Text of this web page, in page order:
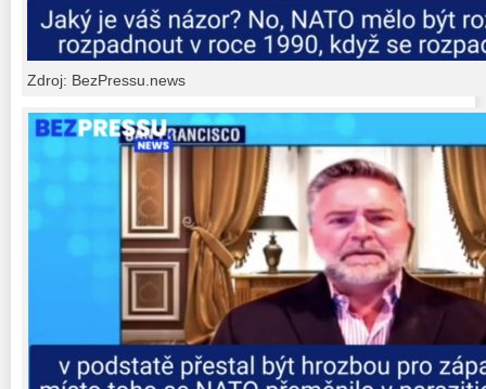
Zdroj: BezPressu.news